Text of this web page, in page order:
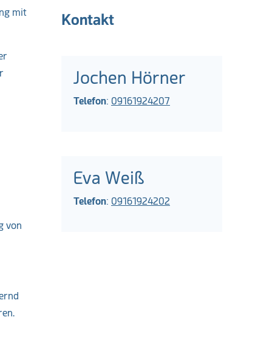
mit
von
Kontakt
Jochen Hörner
Telefon: 09161924207
Eva Weiß
Telefon: 09161924202